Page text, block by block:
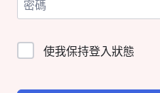
使我保持登入狀態